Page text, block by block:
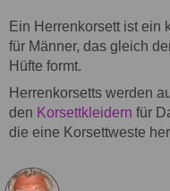
Ein Herrenkorsett ist ein
für Männer, das gleich
Hüfte formt.
Herrenkorsetts werden
den Korsettkleidern für
die eine Korsettweste